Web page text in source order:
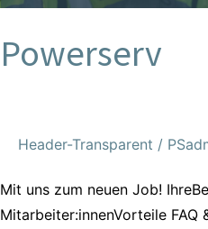
Powerserv
Header-Transparent /
Mit uns zum neuen Job!
Mitarbeiter:innenVorteile FAQ